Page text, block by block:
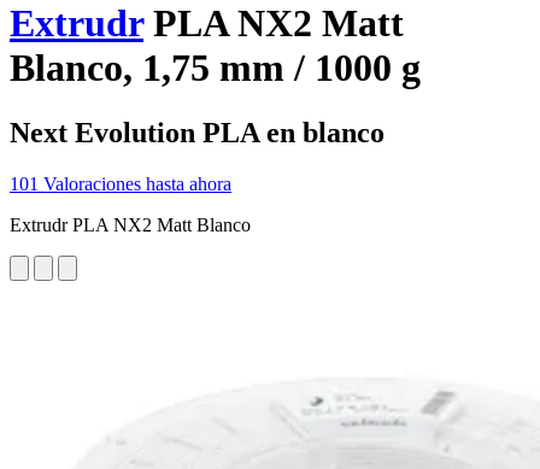
ExtrudrPLA NX2 Matt
Blanco, 1,75 mm / 1000 g
Next Evolution PLA en blanco
101 Valoraciones hasta ahora
Extrudr PLA NX2 Matt Blanco